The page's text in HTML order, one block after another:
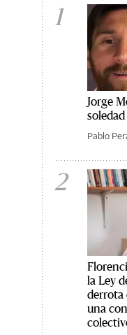
1
Jorge
soledad
Pablo
2
la Ley
derrota
una